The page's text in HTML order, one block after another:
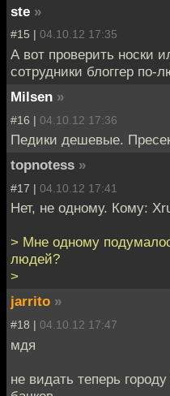
ste »
#15 | 04.10.12 17:35
А вот проверить носки
сотрудники блоггер по-
Milsen »
#16 | 04.10.12 17:36
Педики дешевые.
topnotess »
#17 | 04.10.12 17:41
Нет, не одному. Кому:
> Мне одному
людей?
>
jarrito »
#18 | 04.10.12 17:47
мдя
не видать теперь